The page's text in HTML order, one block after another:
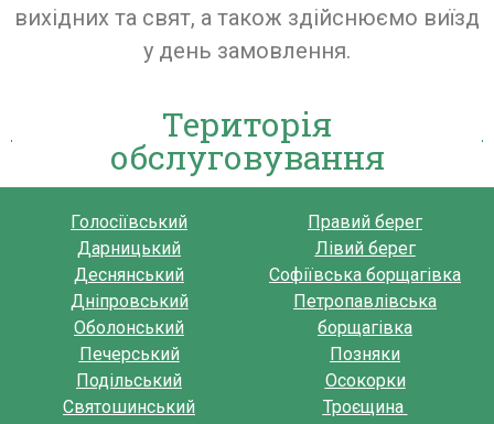
вихідних та свят, а також здійснюємо виїзд
у день замовлення.
Територія
обслуговування
Голосіївський
Дарницький
Деснянський
Дніпровський
Оболонський
Печерський
Подільський
Святошинський
Правий берег
Лівий берег
Софіївська борщагівка
Петропавлівська
борщагівка
Позняки
Осокорки
Троєщина